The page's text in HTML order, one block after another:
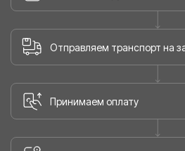
Отправляем транспорт на
Принимаем оплату